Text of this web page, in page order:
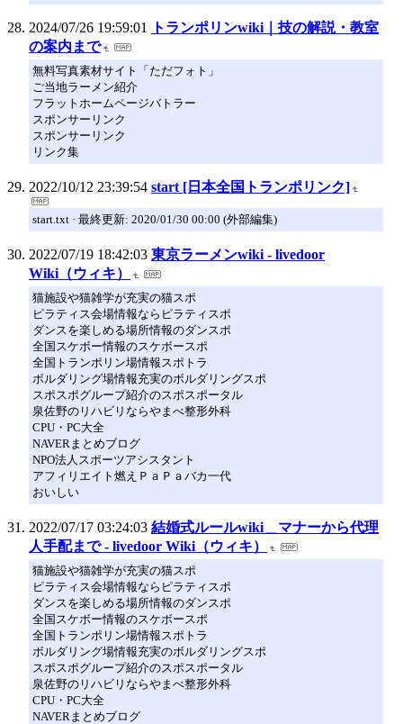
2024/07/26 19:59:01
トランポリンwiki｜技の解説・教室
の案内まで
無料写真素材サイト「ただフォト」
ご当地ラーメン紹介
フラットホームページバトラー
スポンサーリンク
スポンサーリンク
リンク集
2022/10/12 23:39:54 start [日本全国トランポリンク]
start.txt · 最終更新: 2020/01/30 00:00 (外部編集)
2022/07/19 18:42:03 東京ラーメンwiki - livedoor
Wiki（ウィキ）
猫施設や猫雑学が充実の猫スポ
ピラティス会場情報ならピラティスポ
ダンスを楽しめる場所情報のダンスポ
全国スケボー情報のスケボースポ
全国トランポリン場情報スポトラ
ボルダリング場情報充実のボルダリングスポ
スポスポグループ紹介のスポスポータル
泉佐野のリハビリならやまべ整形外科
CPU・PC大全
NAVERまとめブログ
NPO法人スポーツアシスタント
アフィリエイト燃えＰａＰａバカ一代
おいしい
2022/07/17 03:24:03 結婚式ルールwiki＿マナーから代理
人手配まで - livedoor Wiki（ウィキ）
猫施設や猫雑学が充実の猫スポ
ピラティス会場情報ならピラティスポ
ダンスを楽しめる場所情報のダンスポ
全国スケボー情報のスケボースポ
全国トランポリン場情報スポトラ
ボルダリング場情報充実のボルダリングスポ
スポスポグループ紹介のスポスポータル
泉佐野のリハビリならやまべ整形外科
CPU・PC大全
NAVERまとめブログ